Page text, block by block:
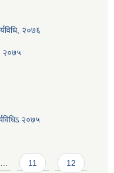
२०७६
२०७५
२०७५
11 12